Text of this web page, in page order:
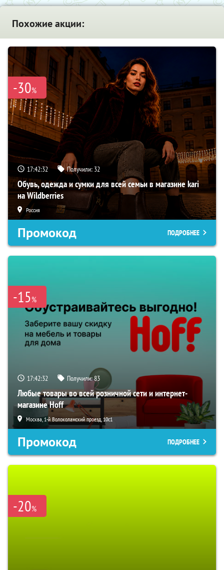
Похожие акции:
-30%
17:42:32 Получили: 32
Обувь, одежда и сумки для всей семьи в магазине kari
на Wildberries
Россия
Промокод ПОДРОБНЕЕ
-15%
17:42:32 Получили:83
Любые товары во всей розничной сети и интернет-
магазине Hoff
Москва, 1-й Волоколамский проезд, 10с1
Промокод ПОДРОБНЕЕ
-20%